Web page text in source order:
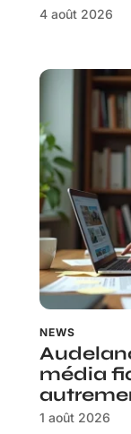
4 août 2026
NEWS
média
1 août 2026